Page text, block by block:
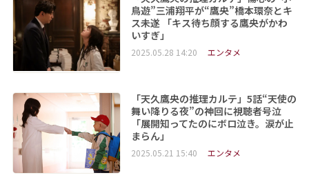
鳥遊”三浦翔平が“鷹央”橋本環奈とキ
ス未遂 「キス待ち顔する鷹央がかわ
いすぎ」
2025.05.28 14:20 エンタメ
「天久鷹央の推理カルテ」5話“天使の
舞い降りる夜”の神回に視聴者号泣
「展開知ってたのにボロ泣き。涙が止
まらん」
2025.05.21 15:40 エンタメ